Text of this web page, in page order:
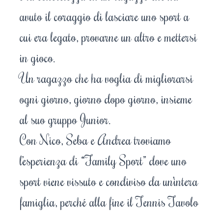
avuto il coraggio di lasciare uno sport a
cui era legato, provarne un altro e mettersi
in gioco.
Un ragazzo che ha voglia di migliorarsi
ogni giorno, giorno dopo giorno, insieme
al suo gruppo Junior.
Con Nico, Seba e Andrea troviamo
l’esperienza di “Family Sport” dove uno
sport viene vissuto e condiviso da un’intera
famiglia, perché alla fine il Tennis Tavolo